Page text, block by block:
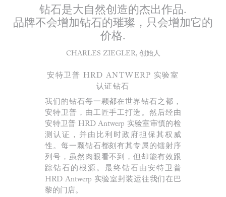
钻石是大自然创造的杰出作品.
品牌不会增加钻石的璀璨，只会增加它的
价格.
CHARLES ZIEGLER, 创始人
安特卫普 HRD ANTWERP 实验室
认证钻石
我们的钻石每一颗都在世界钻石之都，
安特卫普，由工匠手工打造。然后经由
安特卫普 HRD Antwerp 实验室审慎的检
测认证，并由比利时政府担保其权威
性。每一颗钻石都刻有其专属的镭射序
列号，虽然肉眼看不到，但却能有效跟
踪钻石的根源。最终钻石由安特卫普
HRD Antwerp 实验室封装运往我们在巴
黎的门店。